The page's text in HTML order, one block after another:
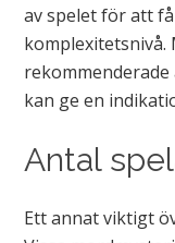
av spelet för att
komplexitetsnivå.
kan ge en
Antal
Ett annat viktigt